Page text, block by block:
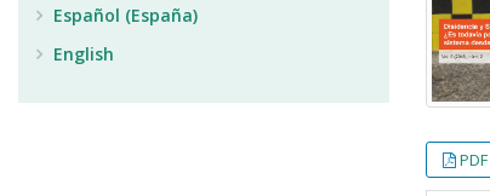
PDF
Español (España)
English